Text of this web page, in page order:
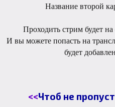
Название второй
Проходить стрим будет на
И вы можете попасть на
будет
<<Чтоб не